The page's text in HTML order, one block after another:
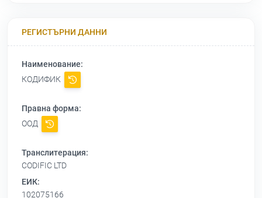
РЕГИСТЪРНИ ДАННИ
Наименование:
КОДИФИК
Правна форма:
ООД
Транслитерация:
CODIFIC LTD
ЕИК:
102075166